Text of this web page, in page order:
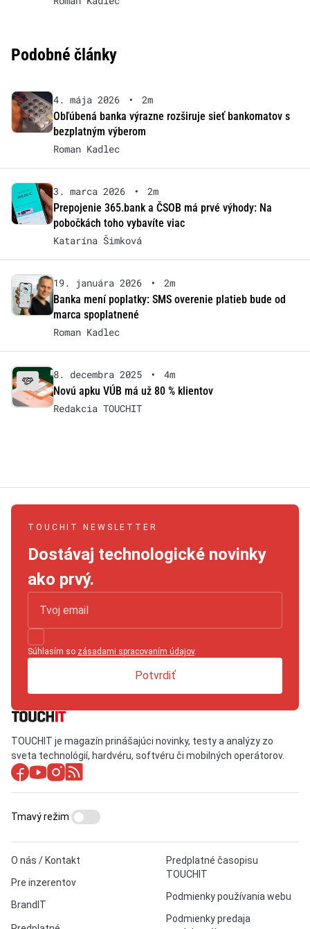
Podobné články
4. mája 2026 •
2m
Obľúbená banka výrazne rozširuje sieť bankomatov s
bezplatným výberom
Roman Kadlec
3. marca 2026 •
2m
Prepojenie 365.bank a ČSOB má prvé výhody: Na
pobočkách toho vybavíte viac
Katarína Šimková
19. januára 2026 •
2m
Banka mení poplatky: SMS overenie platieb bude od
marca spoplatnené
Roman Kadlec
8. decembra 2025 •
4m
Novú apku VÚB má už 80 % klientov
Redakcia TOUCHIT
TOUCHIT NEWSLETTER
Dostávaj technologické novinky
ako prvý.
Súhlasím so zásadami spracovaním údajov.
Potvrdiť
TOUCHIT je magazín prinášajúci novinky, testy a analýzy zo
sveta technológií, hardvéru, softvéru či mobilných operátorov.
O nás / Kontakt
Pre inzerentov
BrandIT
Predplatné časopisu
TOUCHIT
Podmienky používania webu
Podmienky predaja
Tmavý režim